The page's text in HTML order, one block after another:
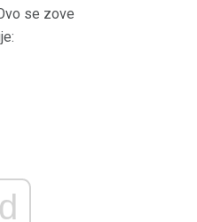
se zove